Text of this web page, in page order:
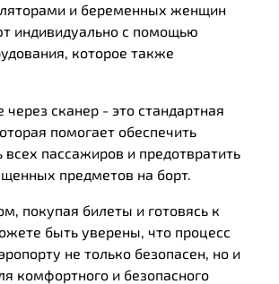
и беременных женщин
индивидуально с помощью
которое также
сканер - это стандартная
помогает обеспечить
всех пассажиров и предотвратить
предметов на борт.
покупая билеты и готовясь к
быть уверены, что процесс
не только безопасен, но и
комфортного и безопасного